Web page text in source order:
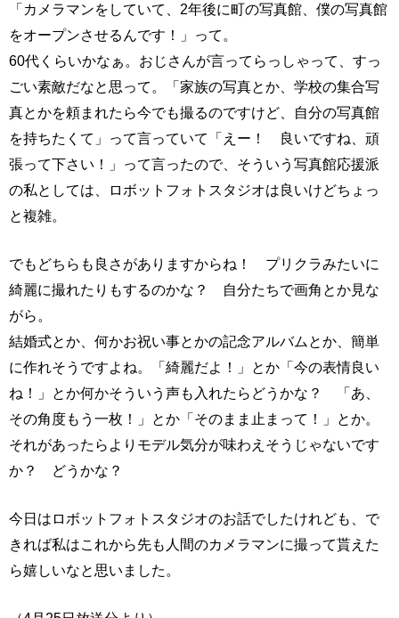
「カメラマンをしていて、2年後に町の写真館、僕の写真館
をオープンさせるんです！」って。
60代くらいかなぁ。おじさんが言ってらっしゃって、すっ
ごい素敵だなと思って。「家族の写真とか、学校の集合写
真とかを頼まれたら今でも撮るのですけど、自分の写真館
を持ちたくて」って言っていて「えー！ 良いですね、頑
張って下さい！」って言ったので、そういう写真館応援派
の私としては、ロボットフォトスタジオは良いけどちょっ
と複雑。
でもどちらも良さがありますからね！ プリクラみたいに
綺麗に撮れたりもするのかな？ 自分たちで画角とか見な
がら。
結婚式とか、何かお祝い事とかの記念アルバムとか、簡単
に作れそうですよね。「綺麗だよ！」とか「今の表情良い
ね！」とか何かそういう声も入れたらどうかな？ 「あ、
その角度もう一枚！」とか「そのまま止まって！」とか。
それがあったらよりモデル気分が味わえそうじゃないです
か？ どうかな？
今日はロボットフォトスタジオのお話でしたけれども、で
きれば私はこれから先も人間のカメラマンに撮って貰えた
ら嬉しいなと思いました。